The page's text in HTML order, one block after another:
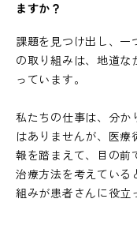
ますか？
課題を見つけ出し、一
の取り組みは、地道な
っています。
私たちの仕事は、分か
はありませんが、医療
報を踏まえて、目の前
治療方法を考えている
組みが患者さんに役立